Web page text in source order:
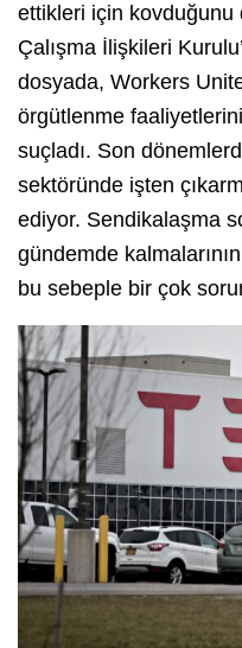
ettikleri için kovduğunu
Çalışma İlişkileri
dosyada, Workers
örgütlenme
suçladı. Son
sektöründe işten
ediyor. Sendikalaşma
gündemde
bu sebeple bir çok